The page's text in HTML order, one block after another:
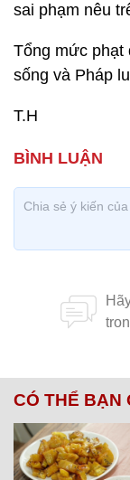
sai phạm nêu
Tổng mức phạt
sống và Pháp
T.H
CÓ THỂ BẠN